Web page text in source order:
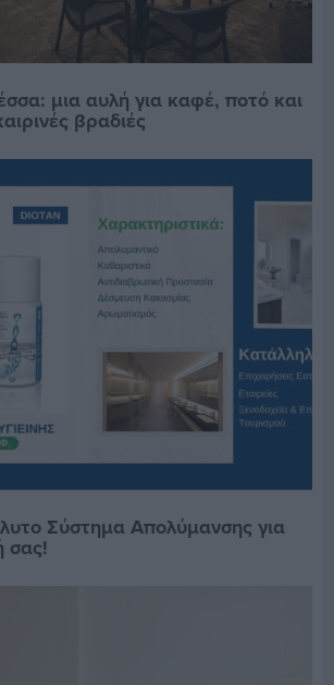
μια αυλή για καφέ, ποτό και
βραδιές
Σύστημα Απολύμανσης για
σας!